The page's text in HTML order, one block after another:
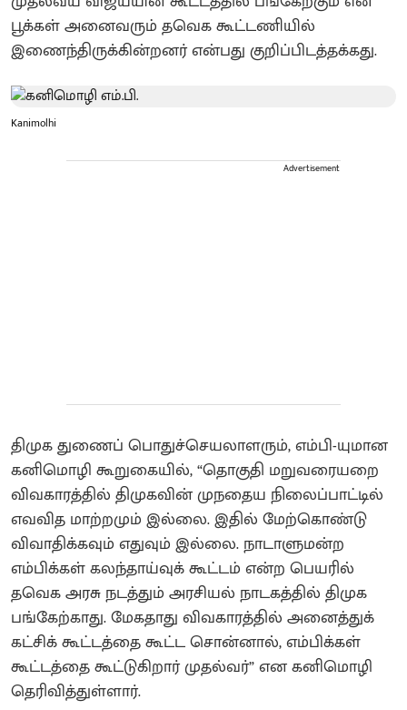
பூக்கள் அனைவரும் தவெக கூட்டணியில்
இணைந்திருக்கின்றனர் என்பது குறிப்பிடத்தக்கது.
Kanimolhi
Advertisement
திமுக துணைப் பொதுச்செயலாளரும், எம்பி-யுமான
கனிமொழி கூறுகையில், “தொகுதி மறுவரையறை
விவகாரத்தில் திமுகவின் முநதைய நிலைப்பாட்டில்
எவவித மாற்றமும் இல்லை. இதில் மேற்கொண்டு
விவாதிக்கவும் எதுவும் இல்லை. நாடாளுமன்ற
எம்பிக்கள் கலந்தாய்வுக் கூட்டம் என்ற பெயரில்
தவெக அரசு நடத்தும் அரசியல் நாடகத்தில் திமுக
பங்கேற்காது. மேகதாது விவகாரத்தில் அனைத்துக்
கட்சிக் கூட்டத்தை கூட்ட சொன்னால், எம்பிக்கள்
கூட்டத்தை கூட்டுகிறார் முதல்வர்” என கனிமொழி
தெரிவித்துள்ளார்.